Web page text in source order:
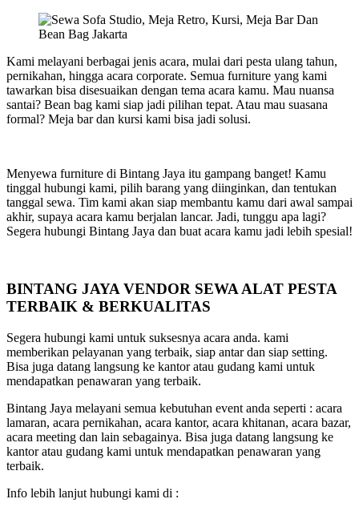
Kami melayani berbagai jenis acara, mulai dari pesta ulang tahun,
pernikahan, hingga acara corporate. Semua furniture yang kami
tawarkan bisa disesuaikan dengan tema acara kamu. Mau nuansa
santai? Bean bag kami siap jadi pilihan tepat. Atau mau suasana
formal? Meja bar dan kursi kami bisa jadi solusi.
Menyewa furniture di Bintang Jaya itu gampang banget! Kamu
tinggal hubungi kami, pilih barang yang diinginkan, dan tentukan
tanggal sewa. Tim kami akan siap membantu kamu dari awal sampai
akhir, supaya acara kamu berjalan lancar. Jadi, tunggu apa lagi?
Segera hubungi Bintang Jaya dan buat acara kamu jadi lebih spesial!
BINTANG JAYA VENDOR SEWA ALAT PESTA
TERBAIK & BERKUALITAS
Segera hubungi kami untuk suksesnya acara anda. kami
memberikan pelayanan yang terbaik, siap antar dan siap setting.
Bisa juga datang langsung ke kantor atau gudang kami untuk
mendapatkan penawaran yang terbaik.
Bintang Jaya melayani semua kebutuhan event anda seperti : acara
lamaran, acara pernikahan, acara kantor, acara khitanan, acara bazar,
acara meeting dan lain sebagainya. Bisa juga datang langsung ke
kantor atau gudang kami untuk mendapatkan penawaran yang
terbaik.
Info lebih lanjut hubungi kami di :